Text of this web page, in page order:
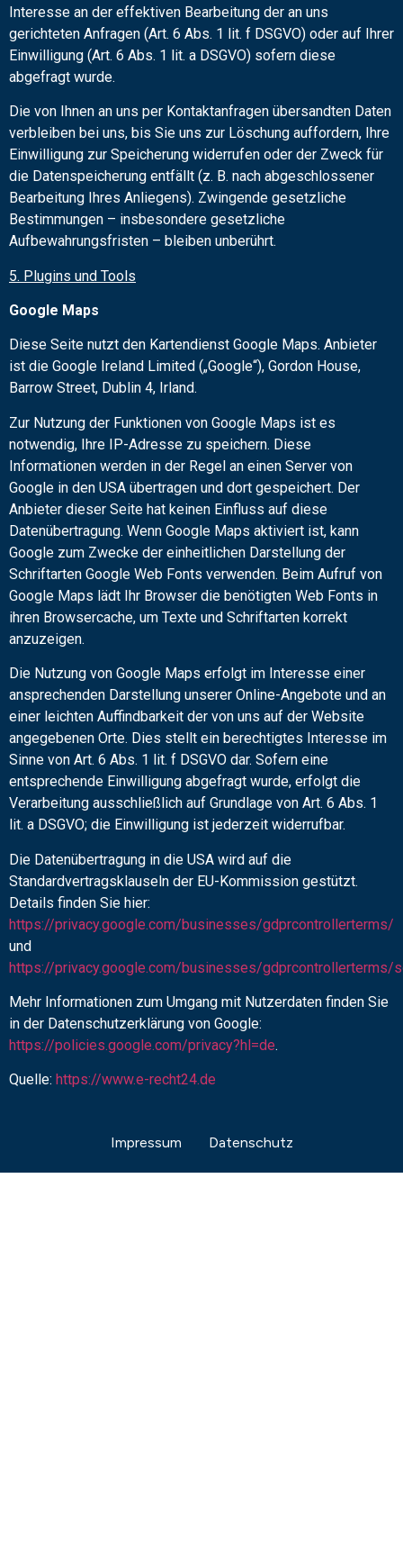
Interesse an der effektiven Bearbeitung der an uns
gerichteten Anfragen (Art. 6 Abs. 1 lit. f DSGVO) oder auf Ihrer
Einwilligung (Art. 6 Abs. 1 lit. a DSGVO) sofern diese
abgefragt wurde.
Die von Ihnen an uns per Kontaktanfragen übersandten Daten
verbleiben bei uns, bis Sie uns zur Löschung auffordern, Ihre
Einwilligung zur Speicherung widerrufen oder der Zweck für
die Datenspeicherung entfällt (z. B. nach abgeschlossener
Bearbeitung Ihres Anliegens). Zwingende gesetzliche
Bestimmungen – insbesondere gesetzliche
Aufbewahrungsfristen – bleiben unberührt.
5. Plugins und Tools
Google Maps
Diese Seite nutzt den Kartendienst Google Maps. Anbieter
ist die Google Ireland Limited („Google“), Gordon House,
Barrow Street, Dublin 4, Irland.
Zur Nutzung der Funktionen von Google Maps ist es
notwendig, Ihre IP-Adresse zu speichern. Diese
Informationen werden in der Regel an einen Server von
Google in den USA übertragen und dort gespeichert. Der
Anbieter dieser Seite hat keinen Einfluss auf diese
Datenübertragung. Wenn Google Maps aktiviert ist, kann
Google zum Zwecke der einheitlichen Darstellung der
Schriftarten Google Web Fonts verwenden. Beim Aufruf von
Google Maps lädt Ihr Browser die benötigten Web Fonts in
ihren Browsercache, um Texte und Schriftarten korrekt
anzuzeigen.
Die Nutzung von Google Maps erfolgt im Interesse einer
ansprechenden Darstellung unserer Online-Angebote und an
einer leichten Auffindbarkeit der von uns auf der Website
angegebenen Orte. Dies stellt ein berechtigtes Interesse im
Sinne von Art. 6 Abs. 1 lit. f DSGVO dar. Sofern eine
entsprechende Einwilligung abgefragt wurde, erfolgt die
Verarbeitung ausschließlich auf Grundlage von Art. 6 Abs. 1
lit. a DSGVO; die Einwilligung ist jederzeit widerrufbar.
Die Datenübertragung in die USA wird auf die
Standardvertragsklauseln der EU-Kommission gestützt.
Details finden Sie hier:
https://privacy.google.com/businesses/gdprcontrollerterms/
und
https://privacy.google.com/businesses/gdprcontrollerterms/
Mehr Informationen zum Umgang mit Nutzerdaten finden Sie
in der Datenschutzerklärung von Google:
https://policies.google.com/privacy?hl=de.
Quelle: https://www.e-recht24.de
Impressum Datenschutz